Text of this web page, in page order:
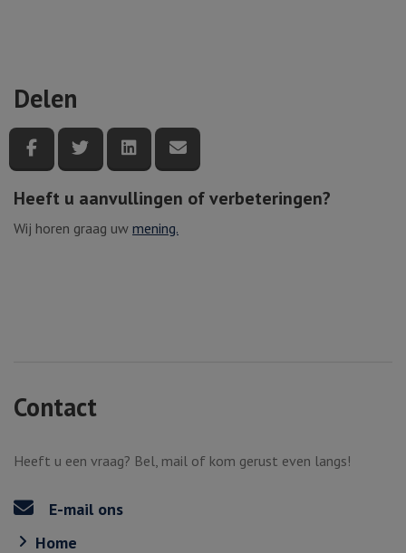
Delen
Deel deze pagina via Facebook
Deel deze pagina via Twitter
Deel deze pagina via LinkedIn
Heeft u aanvullingen of verbeteringen?
Wij horen graag uw mening.
Contact
Heeft u een vraag? Bel, mail of kom gerust even langs!
E-mail ons
Home